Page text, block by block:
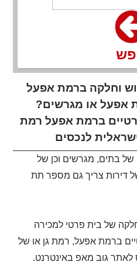
וחלקה ברמת אפעל
אפעל או מגרשים?
ברמת אפעל רמת
של בתים, מגרשים וכן של
דירות צריך גם מספר תת
של בית פרטי למכירה
ברמת אפעל, רמת גן או של
לאתר גוב מאפ באינטרנט.